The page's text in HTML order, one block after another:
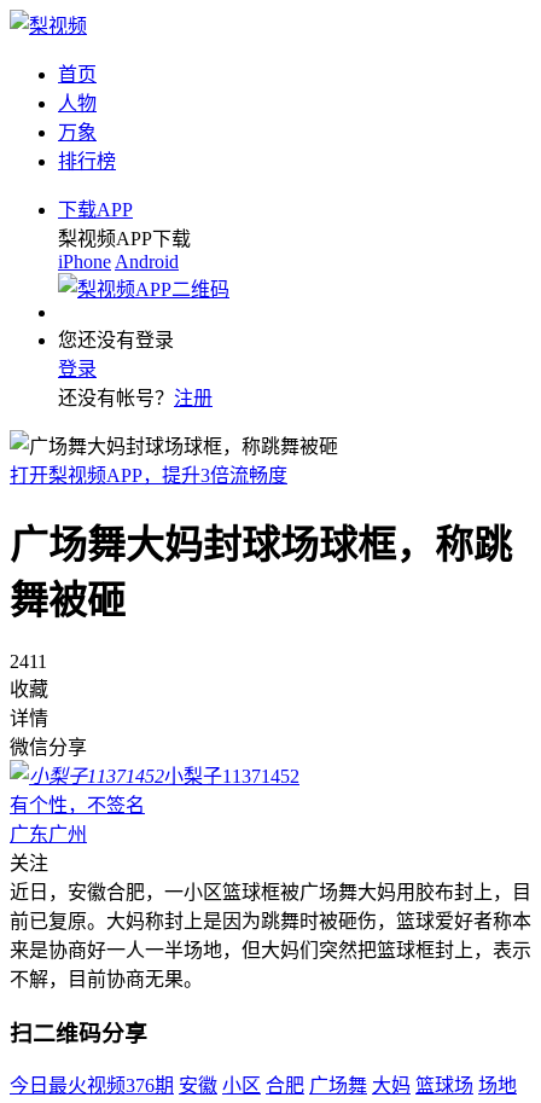
首页
人物
万象
排行榜
下载APP
梨视频APP下载
iPhone Android
您还没有登录
登录
还没有帐号？ 注册
打开梨视频APP，提升3倍流畅度
广场舞大妈封球场球框，称跳
舞被砸
2411
收藏
详情
微信分享
小梨子11371452
有个性，不签名
广东广州
关注
近日，安徽合肥，一小区篮球框被广场舞大妈用胶布封上，目
前已复原。大妈称封上是因为跳舞时被砸伤，篮球爱好者称本
来是协商好一人一半场地，但大妈们突然把篮球框封上，表示
不解，目前协商无果。
扫二维码分享
今日最火视频376期 安徽 小区 合肥 广场舞 大妈 篮球场 场地